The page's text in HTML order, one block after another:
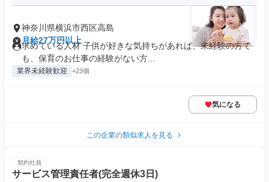
神奈川県横浜市西区高島
月給27万円以上
求めている人材 子供が好きな気持ちがあれば、未経験の方で
も、保育のお仕事の経験がない方...
業界未経験歓迎 +23個
気になる
この企業の類似求人を見る
契約社員
サービス管理責任者(完全週休3日)